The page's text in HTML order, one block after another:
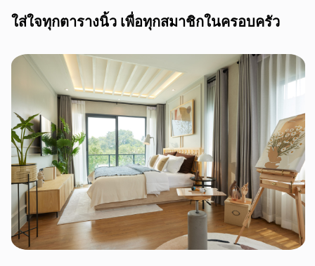
ใส่ใจทุกตารางนิ้ว เพื่อทุกสมาชิกในครอบครัว